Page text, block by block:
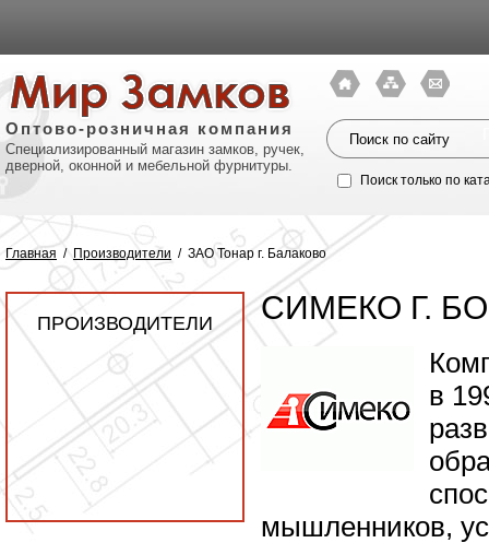
Оптово-розничная компания
Специализированный магазин замков, ручек,
дверной, оконной и мебельной фурнитуры.
Поиск только по
Главная / Производители / ЗАО Тонар г. Балаково
ПРОИЗВОДИТЕЛИ СИМЕКО Г.
в
мышленников,